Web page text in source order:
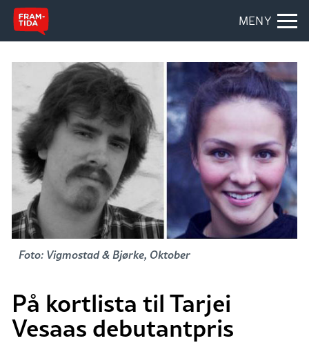
MENY
Foto: Vigmostad & Bjørke, Oktober
På kortlista til Tarjei
Vesaas debutantpris